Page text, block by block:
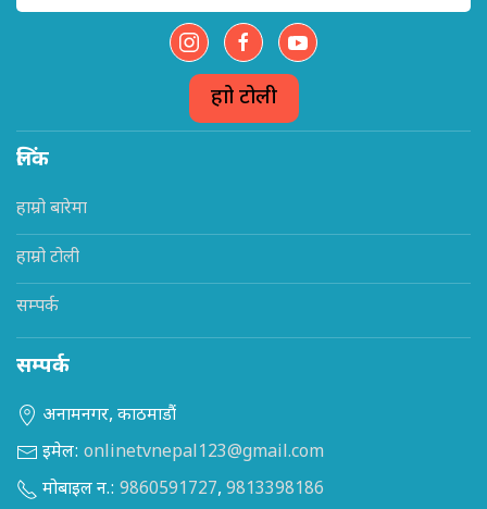
हाम्रो टोली
लिंक
हाम्रो बारेमा
हाम्रो टोली
सम्पर्क
सम्पर्क
अनामनगर, काठमाडौं
इमेल: onlinetvnepal123@gmail.com
मोबाइल न.: 9860591727, 9813398186